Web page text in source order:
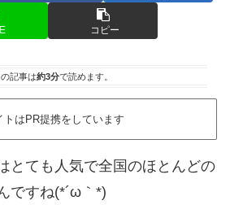
コピー
の記事は約3分で読めます。
トはPR提携をしています
とても人気で全国のほとんどの
ですね(*´ω｀*)